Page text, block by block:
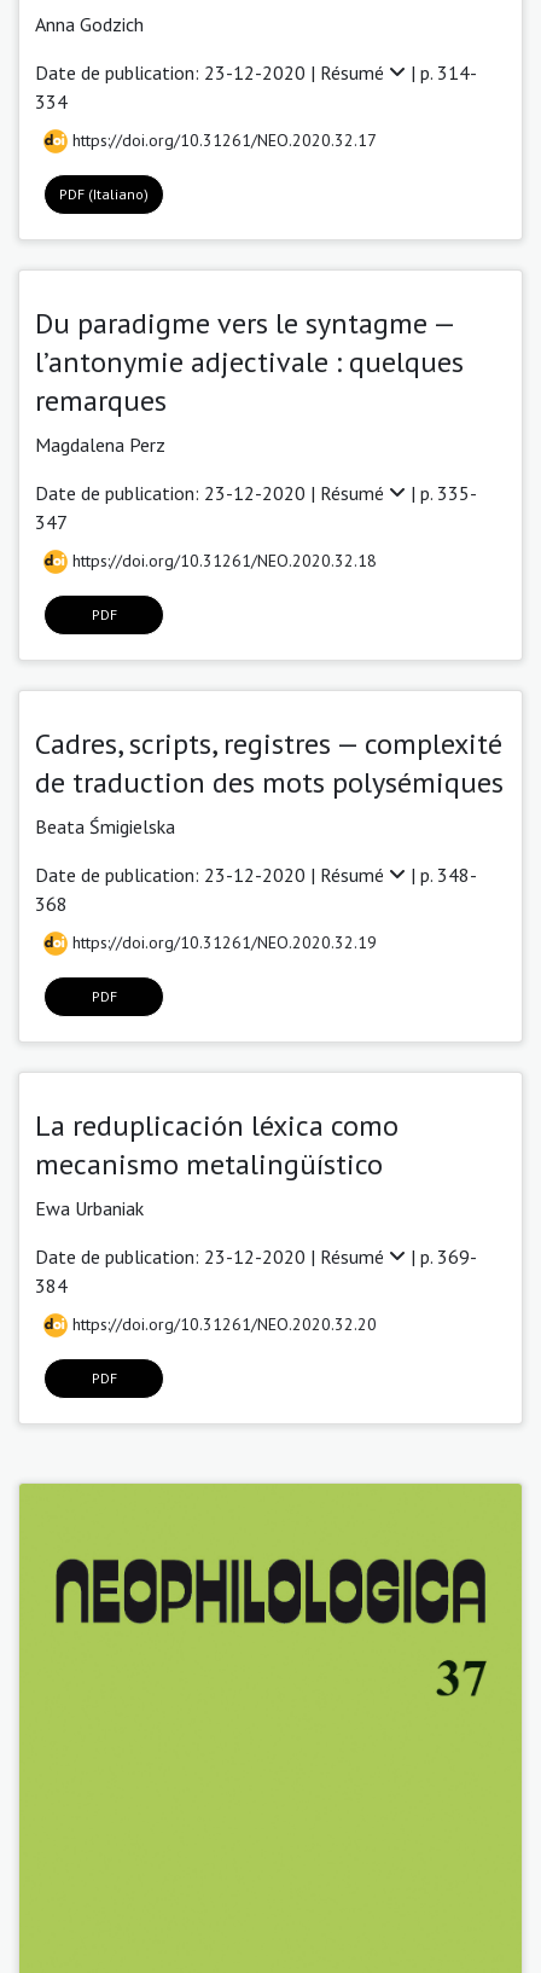
Anna Godzich
Date de publication: 23-12-2020 | Résumé
| p. 314-
334
https://doi.org/10.31261/NEO.2020.32.17
PDF (Italiano)
Du paradigme vers le syntagme —
l’antonymie adjectivale : quelques
remarques
Magdalena Perz
Date de publication: 23-12-2020 | Résumé
| p. 335-
347
https://doi.org/10.31261/NEO.2020.32.18
PDF
Cadres, scripts, registres — complexité
de traduction des mots polysémiques
Beata Śmigielska
Date de publication: 23-12-2020 | Résumé
| p. 348-
368
https://doi.org/10.31261/NEO.2020.32.19
PDF
La reduplicación léxica como
mecanismo metalingüístico
Ewa Urbaniak
Date de publication: 23-12-2020 | Résumé
| p. 369-
384
https://doi.org/10.31261/NEO.2020.32.20
PDF